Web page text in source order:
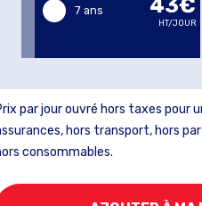
7 ans 43€
HT/JOUR
par jour ouvré hors taxes pour
hors transport, hors
consommables.